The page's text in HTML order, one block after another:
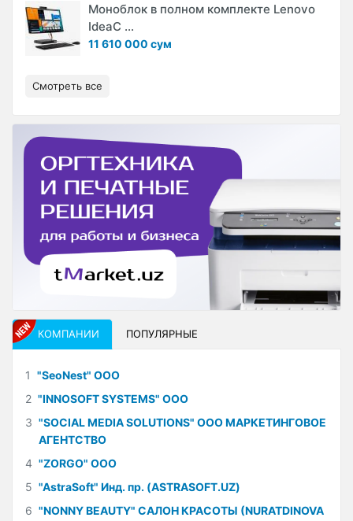
Моноблок в полном комплекте Lenovo
IdeaC ...
11 610 000 сум
Смотреть все
КОМПАНИИ ПОПУЛЯРНЫЕ
1 "SeoNest" ООО
2 "INNOSOFT SYSTEMS" ООО
3 "SOCIAL MEDIA SOLUTIONS" ООО МАРКЕТИНГОВОЕ
АГЕНТСТВО
4 "ZORGO" ООО
5 "AstraSoft" Инд. пр. (ASTRASOFT.UZ)
6 "NONNY BEAUTY" САЛОН КРАСОТЫ (NURATDINOVA